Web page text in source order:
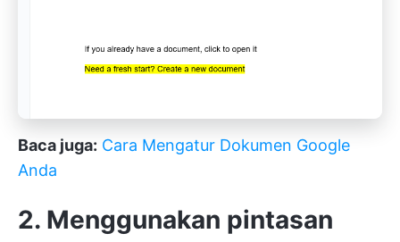
Baca juga: Cara Mengatur Dokumen Google
Anda
2. Menggunakan pintasan